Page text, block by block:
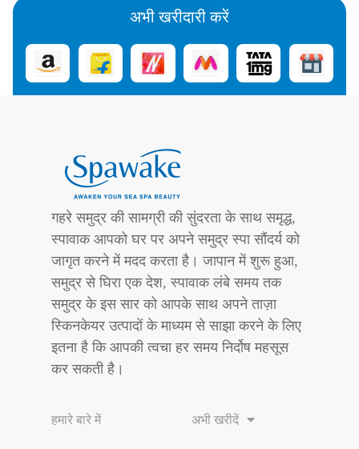
अभी खरीदारी करें
गहरे समुद्र की सामग्री की सुंदरता के साथ समृद्ध,
स्पावाक आपको घर पर अपने समुद्र स्पा सौंदर्य को
जागृत करने में मदद करता है। जापान में शुरू हुआ,
समुद्र से घिरा एक देश, स्पावाक लंबे समय तक
समुद्र के इस सार को आपके साथ अपने ताज़ा
स्किनकेयर उत्पादों के माध्यम से साझा करने के लिए
इतना है कि आपकी त्वचा हर समय निर्दोष महसूस
कर सकती है।
हमारे बारे में अभी खरीदें